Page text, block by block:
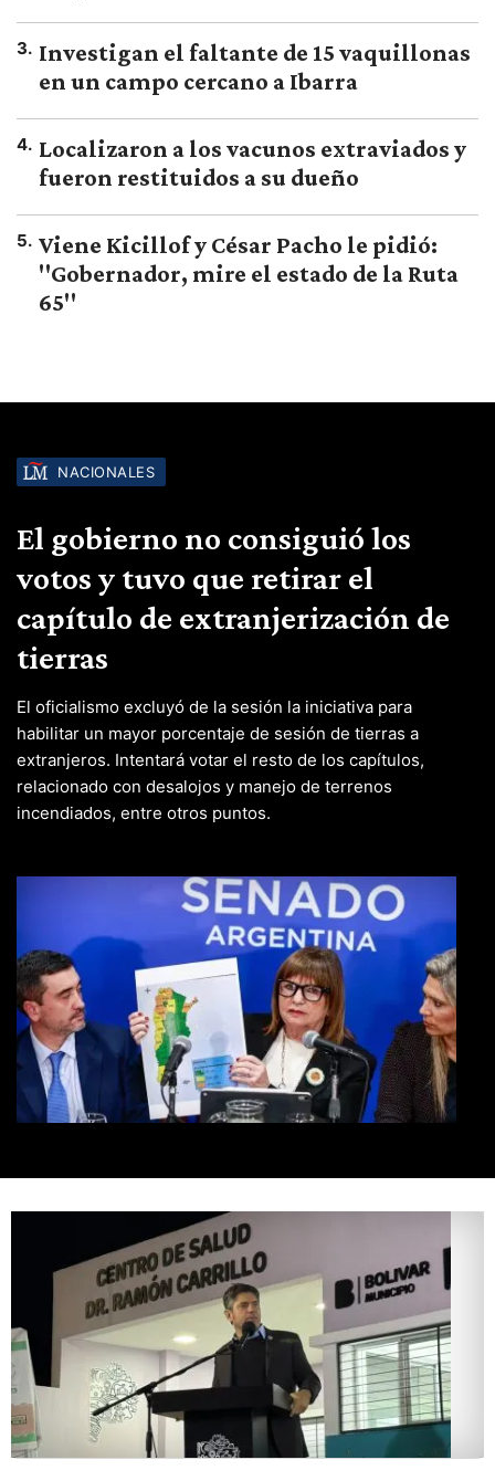
3. Investigan el faltante de 15 vaquillonas
en un campo cercano a Ibarra
4. Localizaron a los vacunos extraviados y
fueron restituidos a su dueño
5. Viene Kicillof y César Pacho le pidió:
"Gobernador, mire el estado de la Ruta
65"
NACIONALES
El gobierno no consiguió los
votos y tuvo que retirar el
capítulo de extranjerización de
tierras
El oficialismo excluyó de la sesión la iniciativa para
habilitar un mayor porcentaje de sesión de tierras a
extranjeros. Intentará votar el resto de los capítulos,
relacionado con desalojos y manejo de terrenos
incendiados, entre otros puntos.